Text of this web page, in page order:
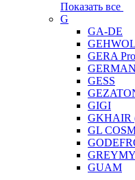
Показать все
G
GA-DE
GEHWOL
GERA
GESS
GIGI
GKHAIR
GL
GREYMY
GUAM